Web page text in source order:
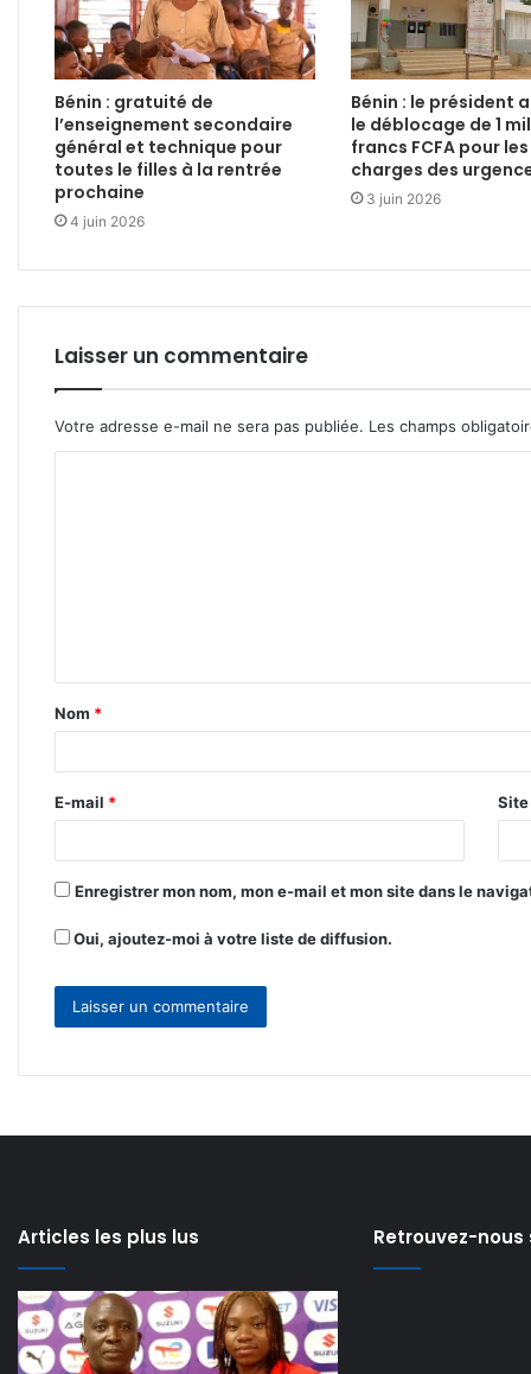
Bénin : gratuité de
l’enseignement secondaire
général et technique pour
toutes le filles à la rentrée
prochaine
4 juin 2026
Bénin : le président
le déblocage de 1
francs FCFA pour
charges des
3 juin 2026
Laisser un commentaire
Votre adresse e-mail ne sera pas publiée. Les champs
t
a
e
*
Nom *
E-mail *
Enregistrer mon nom, mon e-mail et mon site dans le
Oui, ajoutez-moi à votre liste de diffusion.
Articles les plus lus
Can
féminine
:
𝗘-
𝘃𝗲𝗿𝗯𝗮𝗹𝗶𝘀𝗮𝘁𝗶𝗼𝗻
:
Retrouvez-nous